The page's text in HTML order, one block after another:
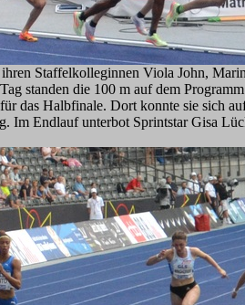
Staffelkolleginnen Viola John,
standen die 100 m auf dem
das Halbfinale. Dort konnte sie sich
Im Endlauf unterbot Sprintstar Gisa